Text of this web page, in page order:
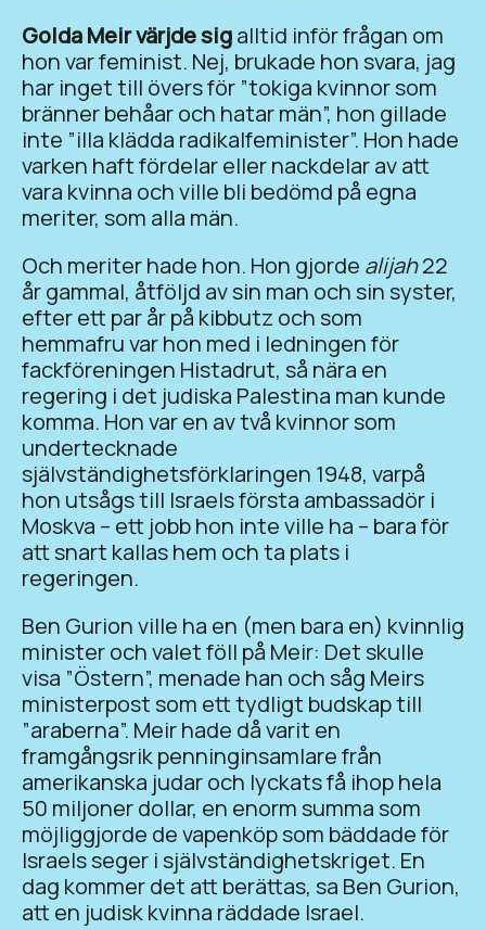
Golda Meir värjde sigalltid inför frågan om
hon var feminist. Nej, brukade hon svara, jag
har inget till övers för ”tokiga kvinnor som
bränner behåar och hatar män”, hon gillade
inte ”illa klädda radikalfeminister”. Hon hade
varken haft fördelar eller nackdelar av att
vara kvinna och ville bli bedömd på egna
meriter, som alla män.
Och meriter hade hon. Hon gjorde alijah22
år gammal, åtföljd av sin man och sin syster,
efter ett par år på kibbutz och som
hemmafru var hon med i ledningen för
fackföreningen Histadrut, så nära en
regering i det judiska Palestina man kunde
komma. Hon var en av två kvinnor som
undertecknade
självständighetsförklaringen 1948, varpå
hon utsågs till Israels första ambassadör i
Moskva – ett jobb hon inte ville ha – bara för
att snart kallas hem och ta plats i
regeringen.
Ben Gurion ville ha en (men bara en) kvinnlig
minister och valet föll på Meir: Det skulle
visa ”Östern”, menade han och såg Meirs
ministerpost som ett tydligt budskap till
”araberna”. Meir hade då varit en
framgångsrik penninginsamlare från
amerikanska judar och lyckats få ihop hela
50 miljoner dollar, en enorm summa som
möjliggjorde de vapenköp som bäddade för
Israels seger i självständighetskriget. En
dag kommer det att berättas, sa Ben Gurion,
att en judisk kvinna räddade Israel.